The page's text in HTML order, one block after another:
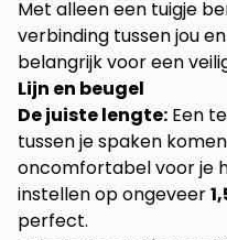
Met alleen een tuigje
verbinding tussen jou
belangrijk voor een
Lijn en beugel
De juiste lengte: Een
tussen je spaken
oncomfortabel voor je
instellen op ongeveer
perfect.